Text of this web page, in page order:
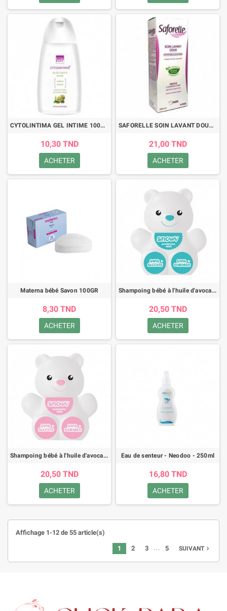
CYTOLINTIMA GEL INTIME 100ML
10,30 TND
ACHETER
SAFORELLE SOIN LAVANT DOUX 250 ML
21,00 TND
ACHETER
Materna bébé Savon 100GR
8,30 TND
ACHETER
Shampoing bébé à l'huile d'avocat bio - Snowy -pour garçon - 300ml
20,50 TND
ACHETER
Shampoing bébé à l'huile d'avocat bio - Snowy -pour garçon - 300ml
20,50 TND
ACHETER
Eau de senteur - Neodoo - 250ml
16,80 TND
ACHETER
Affichage 1-12 de 55 article(s)
1 2 3 … 5 SUIVANTnavigate_next